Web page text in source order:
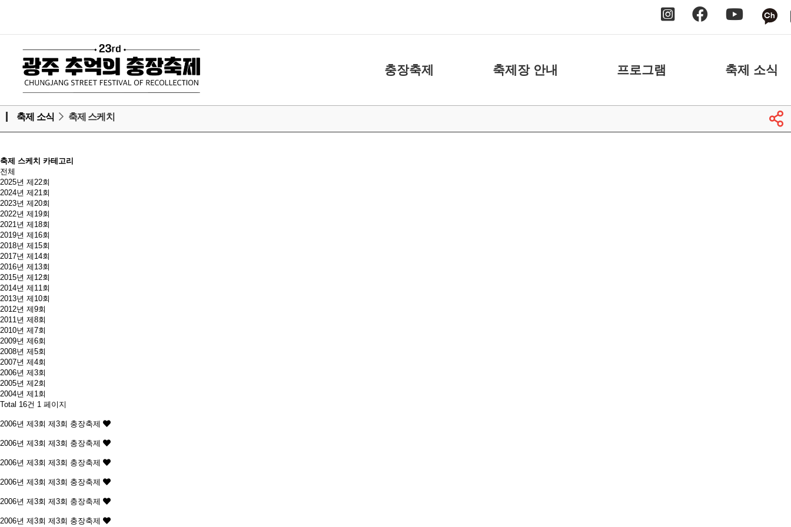
충장축제
축제소개
아카이브
축제장 안내
화장실 안내
주차장 안내
프로그램
날짜별
장소별
축제 소식
공지사항
보도자료
축제 소식 축제 스케치
축제 스케치 카테고리
전체
2025년 제22회
2024년 제21회
2023년 제20회
2022년 제19회
2021년 제18회
2019년 제16회
2018년 제15회
2017년 제14회
2016년 제13회
2015년 제12회
2014년 제11회
2013년 제10회
2012년 제9회
2011년 제8회
2010년 제7회
2009년 제6회
2008년 제5회
2007년 제4회
2006년 제3회
2005년 제2회
2004년 제1회
Total 16건 1 페이지
2006년 제3회 제3회 충장축제
2006년 제3회 제3회 충장축제
2006년 제3회 제3회 충장축제
2006년 제3회 제3회 충장축제
2006년 제3회 제3회 충장축제
2006년 제3회 제3회 충장축제